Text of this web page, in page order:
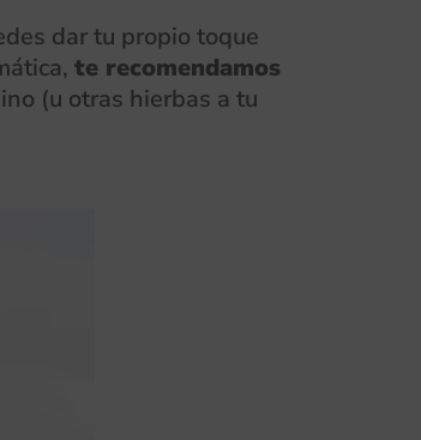
dar tu propio toque
te recomendamos
(u otras hierbas a tu